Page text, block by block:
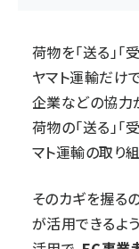
荷物を「送る」
ヤマト運輸だけ
企業などの協力
荷物の「送る」
マト運輸の取り
そのカギを握る
が活用できるよ